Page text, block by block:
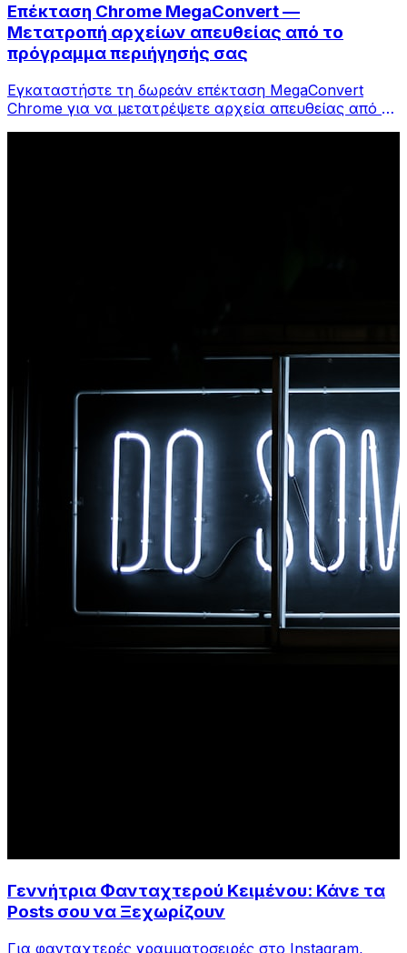
Επέκταση Chrome MegaConvert —
Μετατροπή αρχείων απευθείας από το
πρόγραμμα περιήγησής σας
Εγκαταστήστε τη δωρεάν επέκταση MegaConvert
Chrome για να μετατρέψετε αρχεία απευθείας από τη
Γεννήτρια Φανταχτερού Κειμένου: Κάνε τα
Posts σου να Ξεχωρίζουν
Για φανταχτερές γραμματοσειρές στο Instagram,